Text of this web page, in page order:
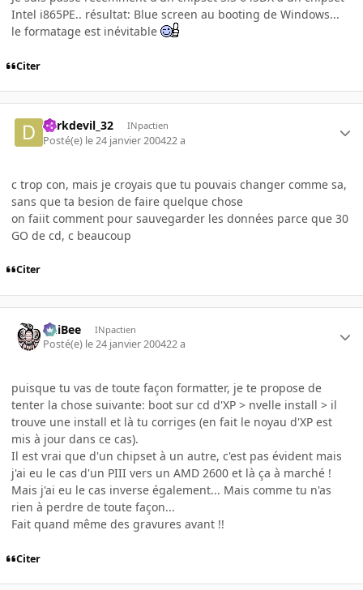
Intel i865PE.. résultat: Blue screen au booting de Windows...
le formatage est inévitable
Citer
darkdevil_32 INpactien
Posté(e) le 24 janvier 200422 a
c trop con, mais je croyais que tu pouvais changer comme sa,
sans que ta besion de faire quelque chose
on faiit comment pour sauvegarder les données parce que 30
GO de cd, c beaucoup
Citer
PhiBee INpactien
Posté(e) le 24 janvier 200422 a
puisque tu vas de toute façon formatter, je te propose de
tenter la chose suivante: boot sur cd d'XP > nvelle install > il
trouve une install et là tu corriges (en fait le noyau d'XP est
mis à jour dans ce cas).
Il est vrai que d'un chipset à un autre, c'est pas évident mais
j'ai eu le cas d'un PIII vers un AMD 2600 et là ça à marché !
Mais j'ai eu le cas inverse également... Mais comme tu n'as
rien à perdre de toute façon...
Fait quand même des gravures avant !!
Citer